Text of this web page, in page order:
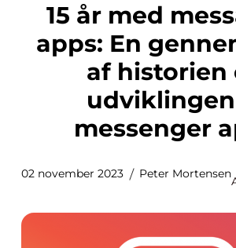
15 år med messaging
apps: En
af historien
messenger
02 november 2023 Peter Mortensen